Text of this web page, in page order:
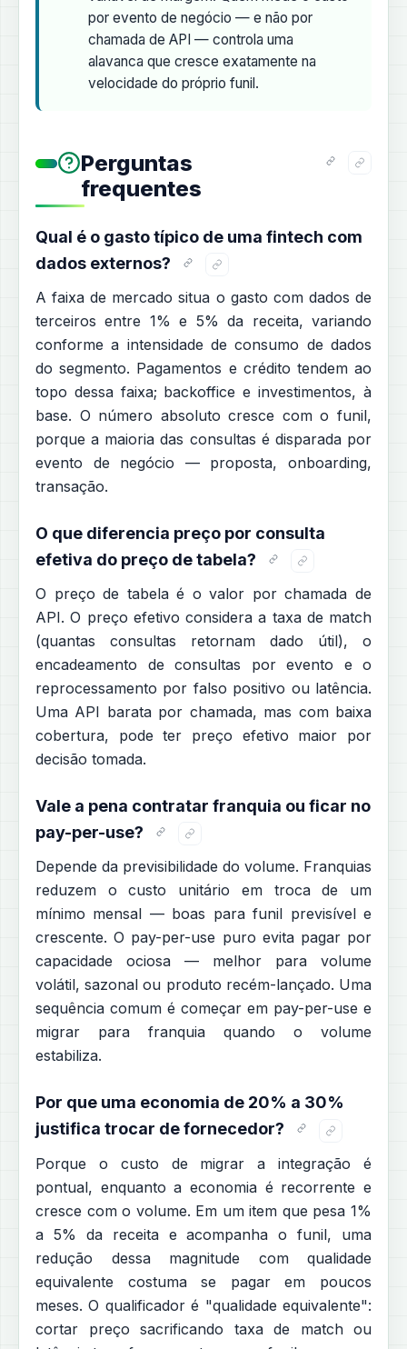
por evento de negócio — e não por
chamada de API — controla uma
alavanca que cresce exatamente na
velocidade do próprio funil.
Perguntas
frequentes
Qual é o gasto típico de uma fintech com
dados externos?
A faixa de mercado situa o gasto com dados de
terceiros entre 1% e 5% da receita, variando
conforme a intensidade de consumo de dados
do segmento. Pagamentos e crédito tendem ao
topo dessa faixa; backoffice e investimentos, à
base. O número absoluto cresce com o funil,
porque a maioria das consultas é disparada por
evento de negócio — proposta, onboarding,
transação.
O que diferencia preço por consulta
efetiva do preço de tabela?
O preço de tabela é o valor por chamada de
API. O preço efetivo considera a taxa de match
(quantas consultas retornam dado útil), o
encadeamento de consultas por evento e o
reprocessamento por falso positivo ou latência.
Uma API barata por chamada, mas com baixa
cobertura, pode ter preço efetivo maior por
decisão tomada.
Vale a pena contratar franquia ou ficar no
pay-per-use?
Depende da previsibilidade do volume. Franquias
reduzem o custo unitário em troca de um
mínimo mensal — boas para funil previsível e
crescente. O pay-per-use puro evita pagar por
capacidade ociosa — melhor para volume
volátil, sazonal ou produto recém-lançado. Uma
sequência comum é começar em pay-per-use e
migrar para franquia quando o volume
estabiliza.
Por que uma economia de 20% a 30%
justifica trocar de fornecedor?
Porque o custo de migrar a integração é
pontual, enquanto a economia é recorrente e
cresce com o volume. Em um item que pesa 1%
a 5% da receita e acompanha o funil, uma
redução dessa magnitude com qualidade
equivalente costuma se pagar em poucos
meses. O qualificador é "qualidade equivalente":
cortar preço sacrificando taxa de match ou